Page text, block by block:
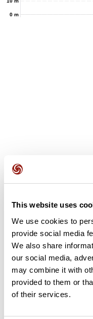
This website uses
We use cookies to
provide social media
We also share
our social media,
may combine it with
provided to them or
of their services.
0 m
Découvrez ce parcours